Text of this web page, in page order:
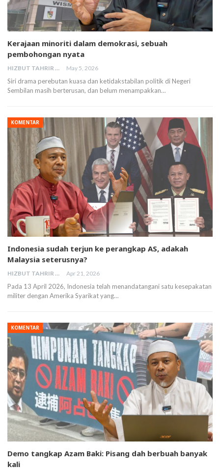
Kerajaan minoriti dalam demokrasi, sebuah
pembohongan nyata
HIZBUT TAHRIR MALAYSIA May 5, 2026
Siri drama perebutan kuasa dan ketidakstabilan politik di Negeri
Sembilan masih berterusan, dan belum menampakkan…
KOMENTAR
Indonesia sudah terjun ke perangkap AS, adakah
Malaysia seterusnya?
HIZBUT TAHRIR MALAYSIA Apr 21, 2026
Pada 13 April 2026, Indonesia telah menandatangani satu kesepakatan
militer dengan Amerika Syarikat yang…
KOMENTAR
Demo tangkap Azam Baki: Pisang dah berbuah banyak
kali